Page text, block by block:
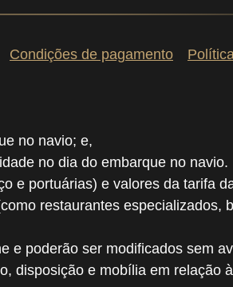
Condições de pagamento
no navio; e,
no dia do embarque no navio.
e portuárias) e valores da tarifa
restaurantes especializados,
e poderão ser modificados sem
disposição e mobília em relação